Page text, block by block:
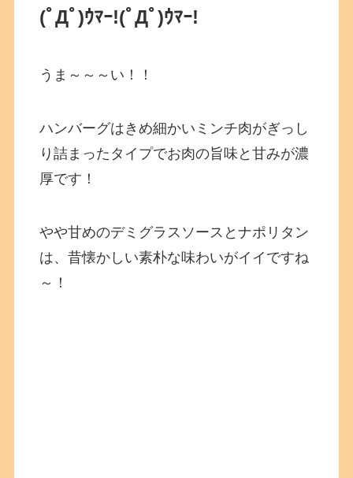
(ﾟДﾟ)ｳﾏｰ!(ﾟДﾟ)ｳﾏｰ!
うま～～～い！！
ハンバーグはきめ細かいミンチ肉がぎっし
り詰まったタイプでお肉の旨味と甘みが濃
厚です！
やや甘めのデミグラスソースとナポリタン
は、昔懐かしい素朴な味わいがイイですね
～！